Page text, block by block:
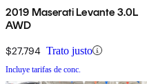
2019 Maserati Levante 3.0L
AWD
$27,794 Trato justo
Incluye tarifas de conc.